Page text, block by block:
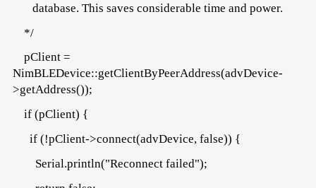
database. This saves considerable time and power.
*/
pClient =
NimBLEDevice::getClientByPeerAddress(advDevice-
>getAddress());
if (pClient) {
if (!pClient->connect(advDevice, false)) {
Serial.println("Reconnect failed");